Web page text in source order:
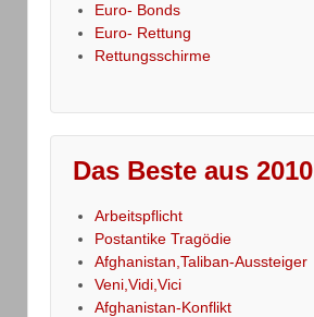
Euro- Bonds
Euro- Rettung
Rettungsschirme
Das Beste aus 2010
Arbeitspflicht
Postantike Tragödie
Afghanistan,Taliban-Aussteiger
Veni,Vidi,Vici
Afghanistan-Konflikt